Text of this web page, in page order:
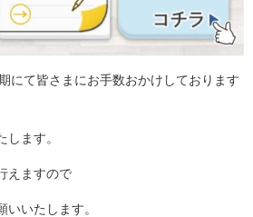
にて皆さまにお手数おかけしております
します。
えますので
いいたします。